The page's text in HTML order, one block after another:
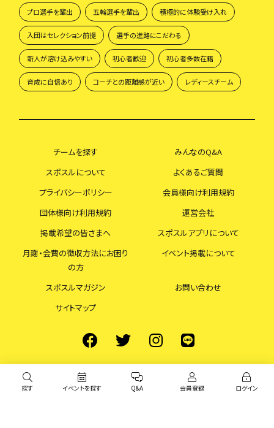
プロ選手を輩出 五輪選手を輩出 積極的に体験受け入れ
入団はセレクション前提 選手の進路にこだわる
新人が溶け込みやすい 初心者歓迎 初心者多数在籍
育成に自信あり コーチとの距離感が近い レディースチーム
チームを探す
みんなのQ&A
スポスルについて
よくあるご質問
プライバシーポリシー
会員様向け利用規約
団体様向け利用規約
運営会社
掲載希望の皆さまへ
スポスルアプリについて
月謝・会費の徴収方法にお困り
の方
イベント掲載について
スポスルマガジン
お問い合わせ
サイトマップ
探す イベントを探す Q&A 会員登録 ログイン